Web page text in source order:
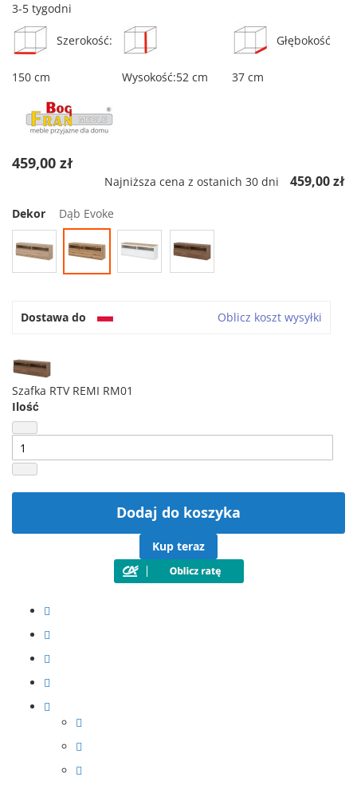
3-5 tygodni
Szerokość:
150 cm Wysokość:52 cm
Głębokość
37 cm
459,00 zł
Najniższa cena z ostanich 30 dni 459,00 zł
Dekor Dąb Evoke
Dostawa do Oblicz koszt wysyłki
Szafka RTV REMI RM01
Ilość
Dodaj do koszyka
Kup teraz